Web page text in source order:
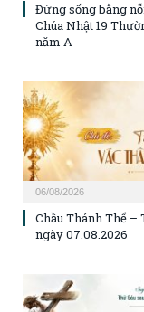
Đừng sống bằng
Chúa Nhật 19
năm A
06/08/2026
Chầu Thánh Thể –
ngày 07.08.2026